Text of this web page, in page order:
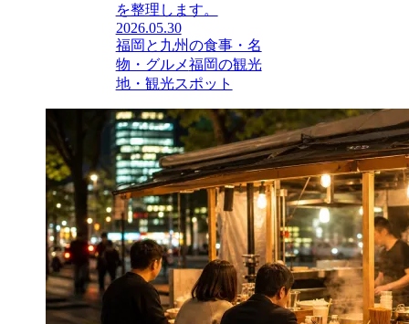
を整理します。
2026.05.30
福岡と九州の食事・名
物・グルメ福岡の観光
地・観光スポット